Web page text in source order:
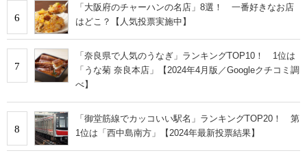
6
「大阪府のチャーハンの名店」8選！ 一番好きなお店
はどこ？【人気投票実施中】
7
「奈良県で人気のうなぎ」ランキングTOP10！ 1位は
「うな菊 奈良本店」【2024年4月版／Googleクチコミ調
べ】
8
「御堂筋線でカッコいい駅名」ランキングTOP20！ 第
1位は「西中島南方」【2024年最新投票結果】